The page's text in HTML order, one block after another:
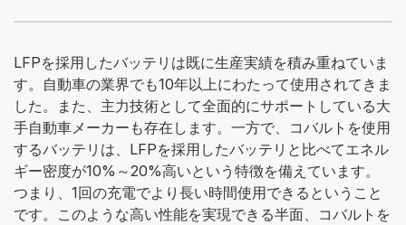
LFPを採用したバッテリは既に生産実績を積み重ねていま
す。自動車の業界でも10年以上にわたって使用されてきま
した。また、主力技術として全面的にサポートしている大
手自動車メーカーも存在します。一方で、コバルトを使用
するバッテリは、LFPを採用したバッテリと比べてエネル
ギー密度が10%～20%高いという特徴を備えています。
つまり、1回の充電でより長い時間使用できるということ
です。このような高い性能を実現できる半面、コバルトを